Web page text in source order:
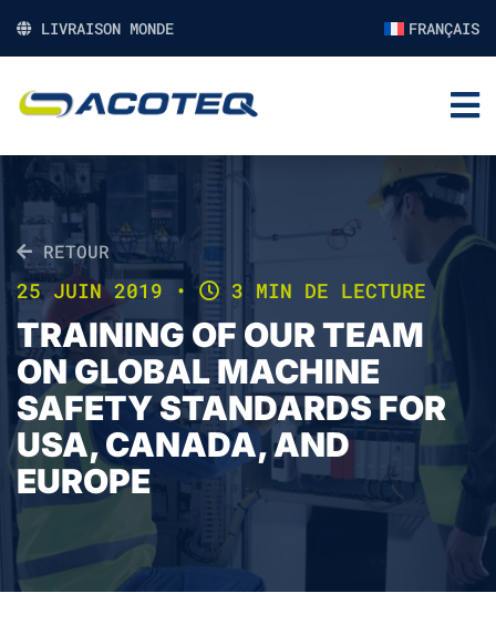
LIVRAISON MONDE FRANÇAIS
RETOUR
25 JUIN 2019 • 3 MIN DE LECTURE
TRAINING OF OUR TEAM
ON GLOBAL MACHINE
SAFETY STANDARDS FOR
USA, CANADA, AND
EUROPE